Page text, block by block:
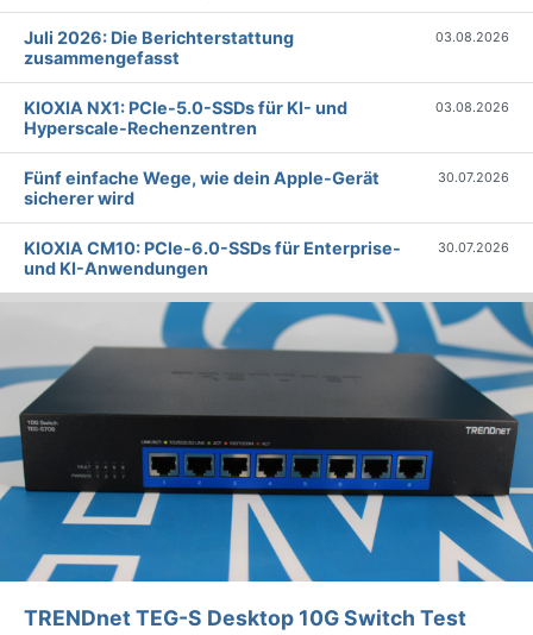
Juli 2026: Die Bericht­erstattung
zusammengefasst
03.08.2026
KIOXIA NX1: PCIe-5.0-SSDs für KI- und
Hyperscale-Rechenzentren
03.08.2026
Fünf einfache Wege, wie dein Apple-Gerät
sicherer wird
30.07.2026
KIOXIA CM10: PCIe-6.0-SSDs für Enterprise-
und KI-Anwendungen
30.07.2026
TRENDnet TEG-S Desktop 10G Switch Test